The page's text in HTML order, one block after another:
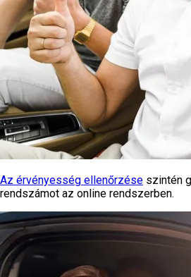
Az érvényesség ellenőrzése szintén
rendszámot az online rendszerben.